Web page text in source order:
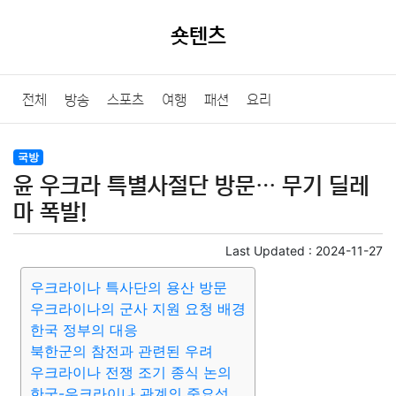
숏텐츠
전체 방송 스포츠 여행 패션 요리
국방
윤 우크라 특별사절단 방문… 무기 딜레
마 폭발!
Last Updated : 2024-11-27
우크라이나 특사단의 용산 방문
우크라이나의 군사 지원 요청 배경
한국 정부의 대응
북한군의 참전과 관련된 우려
우크라이나 전쟁 조기 종식 논의